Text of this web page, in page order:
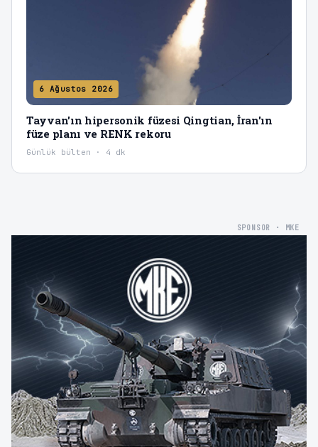
6 Ağustos 2026
Tayvan'ın hipersonik füzesi Qingtian, İran'ın
füze planı ve RENK rekoru
Günlük bülten · 4 dk
SPONSOR · MKE